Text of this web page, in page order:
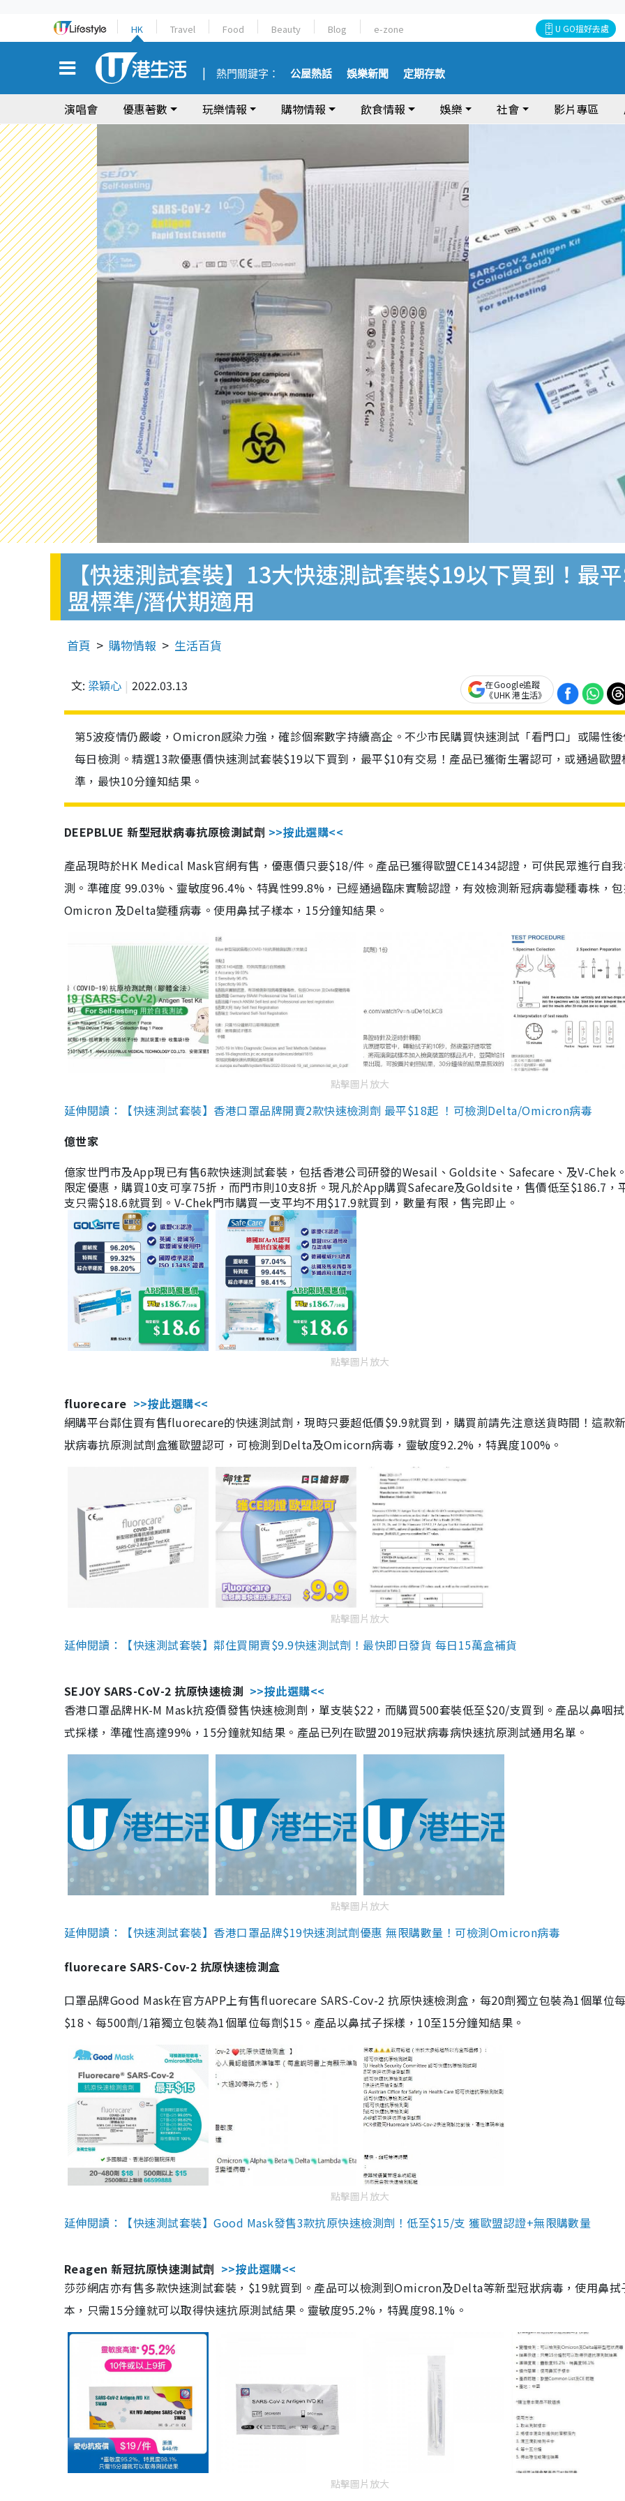
HK Travel Food Beauty Blog e-zone U GO搵好去處
熱門關鍵字： 公屋熱話 娛樂新聞 定期存款
演唱會 優惠著數 玩樂情報 購物情報 飲食情報 娛樂 社會 影片專區
【快速測試套裝】13大快速測試套裝$19以下買到！最
盟標準/潛伏期適用
首頁 購物情報 生活百貨
文: 梁穎心 2022.03.13
在Google追蹤
《UHK 港生活》
第5波疫情仍嚴峻，Omicron感染力強，確診個案數字持續高企。不少市民購買快速測試「看門口」或陽性
每日檢測。精選13款優惠價快速測試套裝$19以下買到，最平$10有交易！產品已獲衛生署認可，或通過歐盟
準，最快10分鐘知結果。
DEEPBLUE 新型冠狀病毒抗原檢測試劑 >>按此選購<<
產品現時於HK Medical Mask官網有售，優惠價只要$18/件。產品已獲得歐盟CE1434認證，可供民眾進行自
測。準確度 99.03%、靈敏度96.4%、特異性99.8%，已經通過臨床實驗認證，有效檢測新冠病毒變種毒株，
Omicron 及Delta變種病毒。使用鼻拭子樣本，15分鐘知結果。
點擊圖片放大
延伸閱讀：【快速測試套裝】香港口罩品牌開賣2款快速檢測劑 最平$18起 ！可檢測Delta/Omicron病毒
億世家
億家世門市及App現已有售6款快速測試套裝，包括香港公司研發的Wesail、Goldsite、Safecare、及V-Chek
限定優惠，購買10支可享75折，而門市則10支8折。現凡於App購買Safecare及Goldsite，售價低至$186.7，
支只需$18.6就買到。V-Chek門市購買一支平均不用$17.9就買到，數量有限，售完即止。
點擊圖片放大
fluorecare >>按此選購<<
網購平台鄰住買有售fluorecare的快速測試劑，現時只要超低價$9.9就買到，購買前請先注意送貨時間！這款
狀病毒抗原測試劑盒獲歐盟認可，可檢測到Delta及Omicorn病毒，靈敏度92.2%，特異度100%。
點擊圖片放大
延伸閱讀：【快速測試套裝】鄰住買開賣$9.9快速測試劑！最快即日發貨 每日15萬盒補貨
SEJOY SARS-CoV-2 抗原快速檢測 >>按此選購<<
香港口罩品牌HK-M Mask抗疫價發售快速檢測劑，單支裝$22，而購買500套裝低至$20/支買到。產品以鼻咽
式採樣，準確性高達99%，15分鐘就知結果。產品已列在歐盟2019冠狀病毒病快速抗原測試通用名單。
點擊圖片放大
延伸閱讀：【快速測試套裝】香港口罩品牌$19快速測試劑優惠 無限購數量！可檢測Omicron病毒
fluorecare SARS-Cov-2 抗原快速檢測盒
口罩品牌Good Mask在官方APP上有售fluorecare SARS-Cov-2 抗原快速檢測盒，每20劑獨立包裝為1個單位
$18、每500劑/1箱獨立包裝為1個單位每劑$15。產品以鼻拭子採樣，10至15分鐘知結果。
點擊圖片放大
延伸閱讀：【快速測試套裝】Good Mask發售3款抗原快速檢測劑！低至$15/支 獲歐盟認證+無限購數量
Reagen 新冠抗原快速測試劑 >>按此選購<<
莎莎網店亦有售多款快速測試套裝，$19就買到。產品可以檢測到Omicron及Delta等新型冠狀病毒，使用鼻拭
本，只需15分鐘就可以取得快速抗原測試結果。靈敏度95.2%，特異度98.1%。
點擊圖片放大